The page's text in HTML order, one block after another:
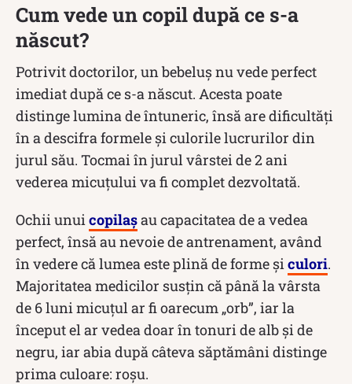
Cum vede un copil după ce s-a
născut?
Potrivit doctorilor, un bebeluș nu vede perfect
imediat după ce s-a născut. Acesta poate
distinge lumina de întuneric, însă are dificultăți
în a descifra formele și culorile lucrurilor din
jurul său. Tocmai în jurul vârstei de 2 ani
vederea micuțului va fi complet dezvoltată.
Ochii unui copilașau capacitatea de a vedea
perfect, însă au nevoie de antrenament, având
în vedere că lumea este plină de forme și culori.
Majoritatea medicilor susțin că până la vârsta
de 6 luni micuțul ar fi oarecum „orb”, iar la
început el ar vedea doar în tonuri de alb și de
negru, iar abia după câteva săptămâni distinge
prima culoare: roșu.